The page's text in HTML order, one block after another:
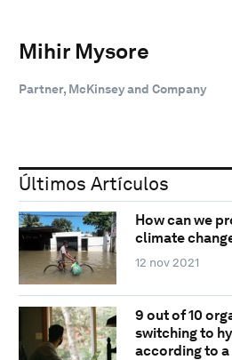
Mihir Mysore
Partner, McKinsey and Company
Últimos Artículos
How can we
climate
12 nov 2021
9 out of 10
switching to
according to